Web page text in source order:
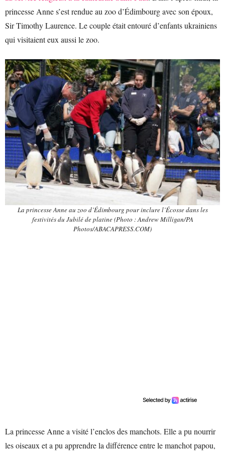
princesse Anne s’est rendue au zoo d’Édimbourg avec son époux,
Sir Timothy Laurence. Le couple était entouré d’enfants ukrainiens
qui visitaient eux aussi le zoo.
La princesse Anne au zoo d’Édimbourg pour inclure l’Écosse dans les
festivités du Jubilé de platine (Photo : Andrew Milligan/PA
Photos/ABACAPRESS.COM)
La princesse Anne a visité l’enclos des manchots. Elle a pu nourrir
les oiseaux et a pu apprendre la différence entre le manchot papou,